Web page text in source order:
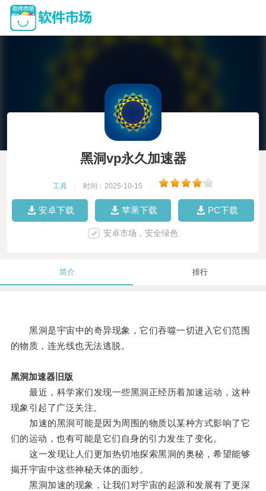
黑洞vp永久加速器
工具 时间：2025-10-15
安卓下载 苹果下载 PC下载
安卓市场，安全绿色
简介 排行
黑洞是宇宙中的奇异现象，它们吞噬一切进入它们范围
的物质，连光线也无法逃脱。
黑洞加速器旧版
最近，科学家们发现一些黑洞正经历着加速运动，这种
现象引起了广泛关注。
加速的黑洞可能是因为周围的物质以某种方式影响了它
们的运动，也有可能是它们自身的引力发生了变化。
这一发现让人们更加热切地探索黑洞的奥秘，希望能够
揭开宇宙中这些神秘天体的面纱。
黑洞加速的现象，让我们对宇宙的起源和发展有了更深